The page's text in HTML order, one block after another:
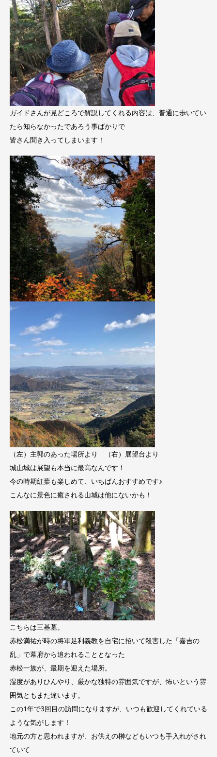
ガイドさんが見どころで解説してくれる内容は、普通に歩いてい
たら知らなかったであろう事ばかりで
皆さん聞き入ってしまいます！
（左）主郭のあった場所より （右）展望台より
城山城は展望も本当に最高なんです！
今の時期紅葉も楽しめて、いちばんおすすめです♪
こんなに景色に癒される山城は他にないかも！
こちらは三基墓。
赤松満祐が時の将軍足利義教を自宅に招いて殺害した「嘉吉の
乱」で幕府から追われることとなった
赤松一族が、最期を迎えた場所。
湿度がありひんやり、厳かな独特の雰囲気ですが、怖いという雰
囲気ともまた違います。
この1年で3回目の訪問になりますが、いつも歓迎してくれている
ような気がします！
地元の方と思われますが、お供えの榊などもいつも手入れがされ
ていて